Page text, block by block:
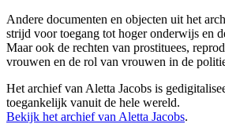
Andere documenten en objecten uit het
strijd voor toegang tot hoger onderwijs en
Maar ook de rechten van prostituees,
vrouwen en de rol van vrouwen in de
Het archief van Aletta Jacobs is
toegankelijk vanuit de hele wereld.
Bekijk het archief van Aletta Jacobs.